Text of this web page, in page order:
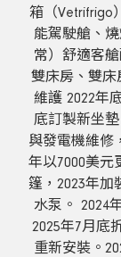
箱（Vetrifrigo
能駕駛艙、
常）舒適客
雙床房、雙床
維護 2022年
底訂製新坐
與發電機維修
年以7000美元
篷，2023年加
水泵。 2024
2025年7月底
重新安裝。